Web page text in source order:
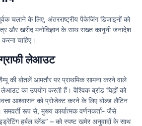
चलाने के लिए, अंतरराष्ट्रीय पैकेजिंग डिजाइनों को
और खरीद मनोविज्ञान के साथ सख्त कानूनी जनादेश
चाहिए।
लेआउट
की बोतलें आमतौर पर प्राथमिक सामना करने वाले
लेआउट का उपयोग करती हैं। वैश्विक ब्रांड चिह्नों को
आश्वासन को प्रोजेक्ट करने के लिए बोल्ड लैटिन
समवर्ती रूप से, मुख्य कार्यात्मक वर्णनकर्ता- जैसे
हर्बल ब्लेंड” – को स्पष्ट खमेर अनुवादों के साथ